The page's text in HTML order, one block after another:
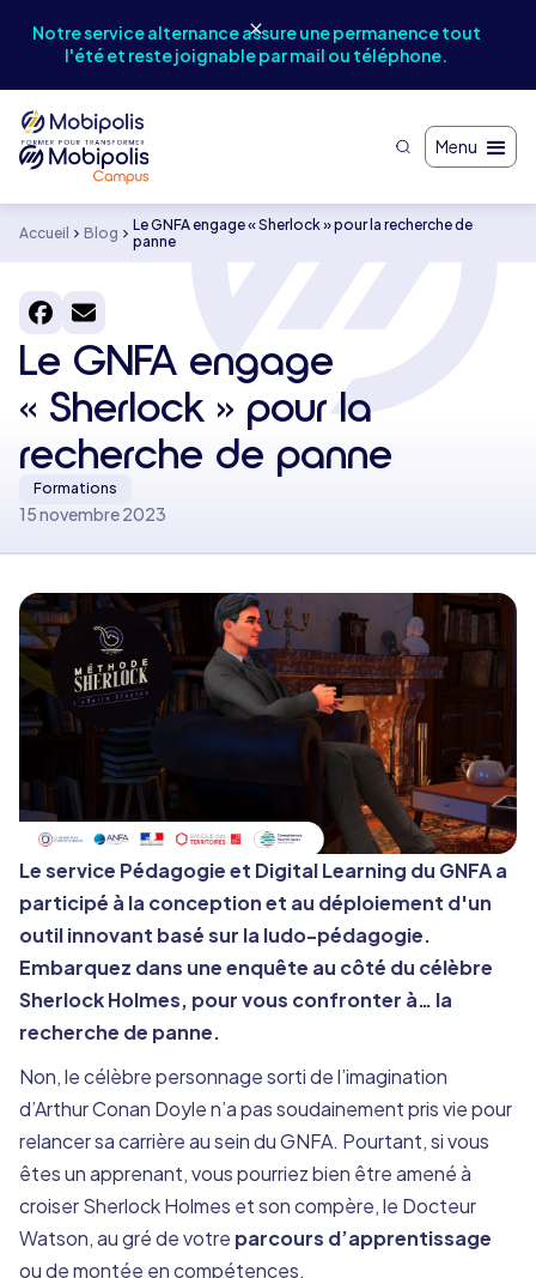
Notre service alternance assure une permanence tout
l'été et reste joignable par mail ou téléphone.
Menu
Accueil Blog
Le GNFA engage « Sherlock » pour la recherche de
panne
Le GNFA engage
« Sherlock » pour la
recherche de panne
Formations
15 novembre 2023
Le service Pédagogie et Digital Learning du GNFA a
participé à la conception et au déploiement d'un
outil innovant basé sur la ludo-pédagogie.
Embarquez dans une enquête au côté du célèbre
Sherlock Holmes, pour vous confronter à… la
recherche de panne.
Non, le célèbre personnage sorti de l’imagination
d’Arthur Conan Doyle n’a pas soudainement pris vie pour
relancer sa carrière au sein du GNFA. Pourtant, si vous
êtes un apprenant, vous pourriez bien être amené à
croiser Sherlock Holmes et son compère, le Docteur
Watson, au gré de votre parcours d’apprentissage
ou de montée en compétences.